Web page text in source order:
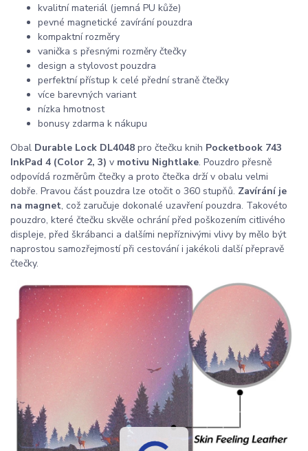
kvalitní materiál (jemná PU kůže)
pevné magnetické zavírání pouzdra
kompaktní rozměry
vanička s přesnými rozměry čtečky
design a stylovost pouzdra
perfektní přístup k celé přední straně čtečky
více barevných variant
nízka hmotnost
bonusy zdarma k nákupu
Obal Durable Lock DL4048 pro čtečku knih Pocketbook 743
InkPad 4 (Color 2, 3) v motivu Nightlake. Pouzdro přesně
odpovídá rozměrům čtečky a proto čtečka drží v obalu velmi
dobře. Pravou část pouzdra lze otočit o 360 stupňů. Zavírání je
na magnet, což zaručuje dokonalé uzavření pouzdra. Takovéto
pouzdro, které čtečku skvěle ochrání před poškozením citlivého
displeje, před škrábanci a dalšími nepříznivými vlivy by mělo být
naprostou samozřejmostí při cestování i jakékoli další přepravě
čtečky.